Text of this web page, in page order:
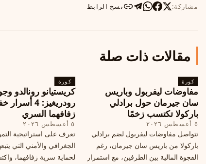
مشاركة: نسخ الرابط
مقالات ذات صلة
كورة
مفاوضات ليفربول وباريس
سان جيرمان حول برادلي
باركولا تكتسب زخمًا
٥ أغسطس ٢٠٢٦
تتواصل مفاوضات ليفربول لضم برادلي
باركولا من باريس سان جيرمان، رغم
الفجوة المالية بين الطرفين، مع استمرار
كورة
كريستيانو رونالدو
رودريغيز: 4
زفافهما السري
٥ أغسطس ٢٠٢٦
تعرف على استراتيجية
الجغرافي والأمني التي
لحماية سرية زفافهما،